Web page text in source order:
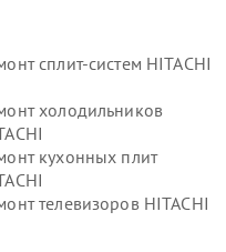
сплит-систем HITACHI
холодильников
кухонных плит
телевизоров HITACHI